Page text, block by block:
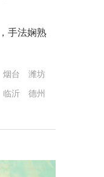
手法娴熟
烟台
潍坊
临沂
德州